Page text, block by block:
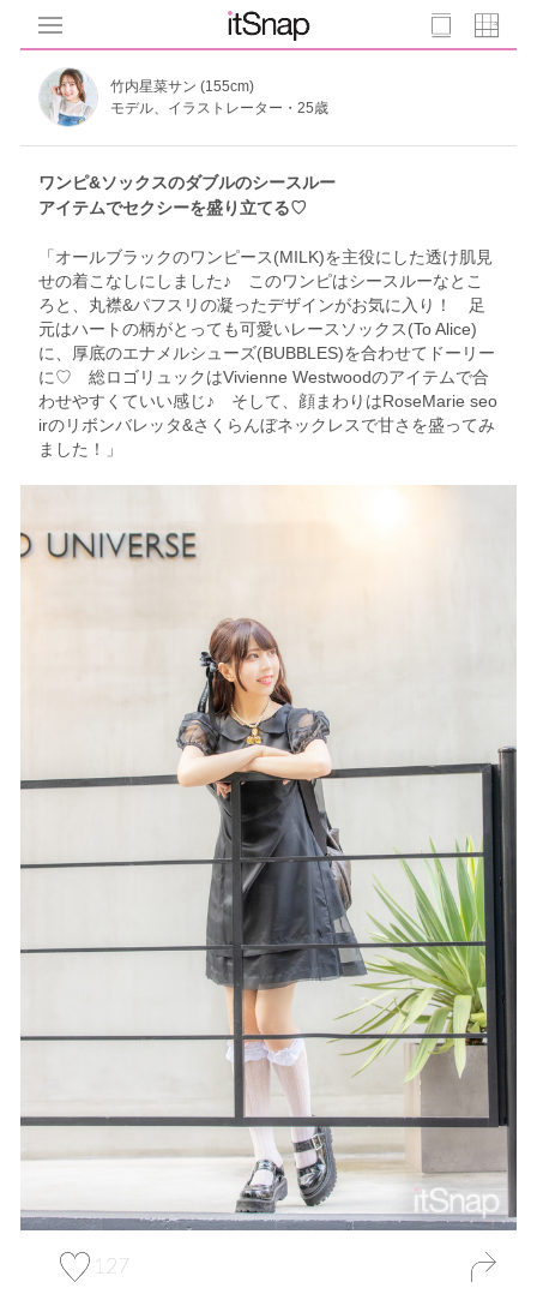
竹内星菜サン (155cm)
モデル、イラストレーター・25歳
ワンピ&ソックスのダブルのシースルー
アイテムでセクシーを盛り立てる♡
「オールブラックのワンピース(MILK)を主役にした透け肌見
せの着こなしにしました♪ このワンピはシースルーなとこ
ろと、丸襟&パフスリの凝ったデザインがお気に入り！ 足
元はハートの柄がとっても可愛いレースソックス(To Alice)
に、厚底のエナメルシューズ(BUBBLES)を合わせてドーリー
に♡ 総ロゴリュックはVivienne Westwoodのアイテムで合
わせやすくていい感じ♪ そして、顔まわりはRoseMarie seo
irのリボンバレッタ&さくらんぼネックレスで甘さを盛ってみ
ました！」
127